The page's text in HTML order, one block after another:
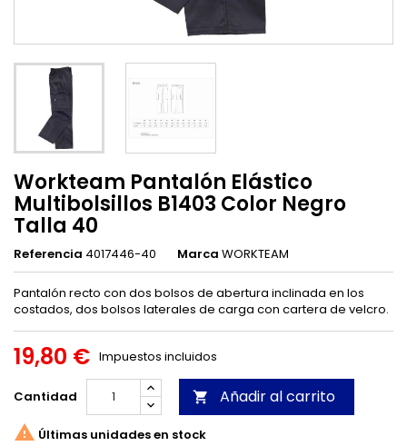
Workteam Pantalón Elástico
Multibolsillos B1403 Color Negro
Talla 40
Referencia 4017446-40 Marca WORKTEAM
Pantalón recto con dos bolsos de abertura inclinada en los
costados, dos bolsos laterales de carga con cartera de velcro.
19,80 € Impuestos incluidos
Cantidad  Añadir al carrito
 Últimas unidades en stock